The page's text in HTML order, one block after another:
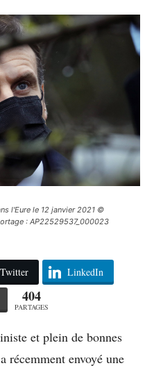
l'Eure le 12 janvier 2021 ©
: AP22529537_000023
Twitter LinkedIn
404
PARTAGES
et plein de bonnes
envoyé une